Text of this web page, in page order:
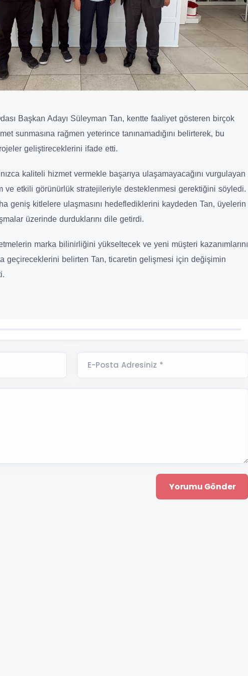
Başkan Adayı Süleyman Tan, kentte faaliyet gösteren birçok
sunmasına rağmen yeterince tanınamadığını belirterek, bu
geliştireceklerini ifade etti.
kaliteli hizmet vermekle başarıya ulaşamayacağını vurgulayan
ve etkili görünürlük stratejileriyle desteklenmesi gerektiğini söyledi.
geniş kitlelere ulaşmasını hedeflediklerini kaydeden Tan, üyelerin
üzerinde durduklarını dile getirdi.
marka bilinirliğini yükseltecek ve yeni müşteri kazanımlarını
geçireceklerini belirten Tan, ticaretin gelişmesi için değişimin
E-Posta Adresiniz *